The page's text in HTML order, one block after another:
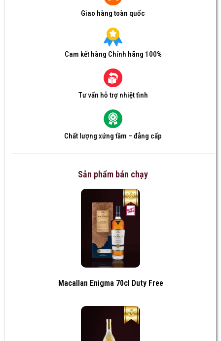
Giao hàng toàn quốc
Cam kết hàng Chính hãng 100%
Tư vấn hỗ trợ nhiệt tình
Chất lượng xứng tầm – đẳng cấp
Sản phẩm bán chạy
Macallan Enigma 70cl Duty Free